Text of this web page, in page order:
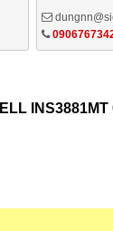
INS3881MT